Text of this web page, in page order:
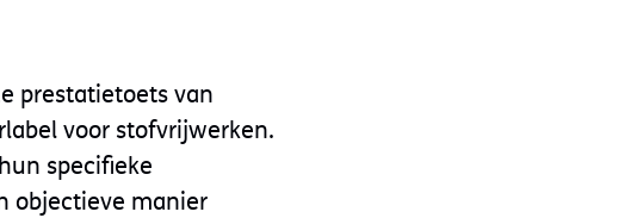
prestatietoets van
voor stofvrijwerken.
specifieke
objectieve manier